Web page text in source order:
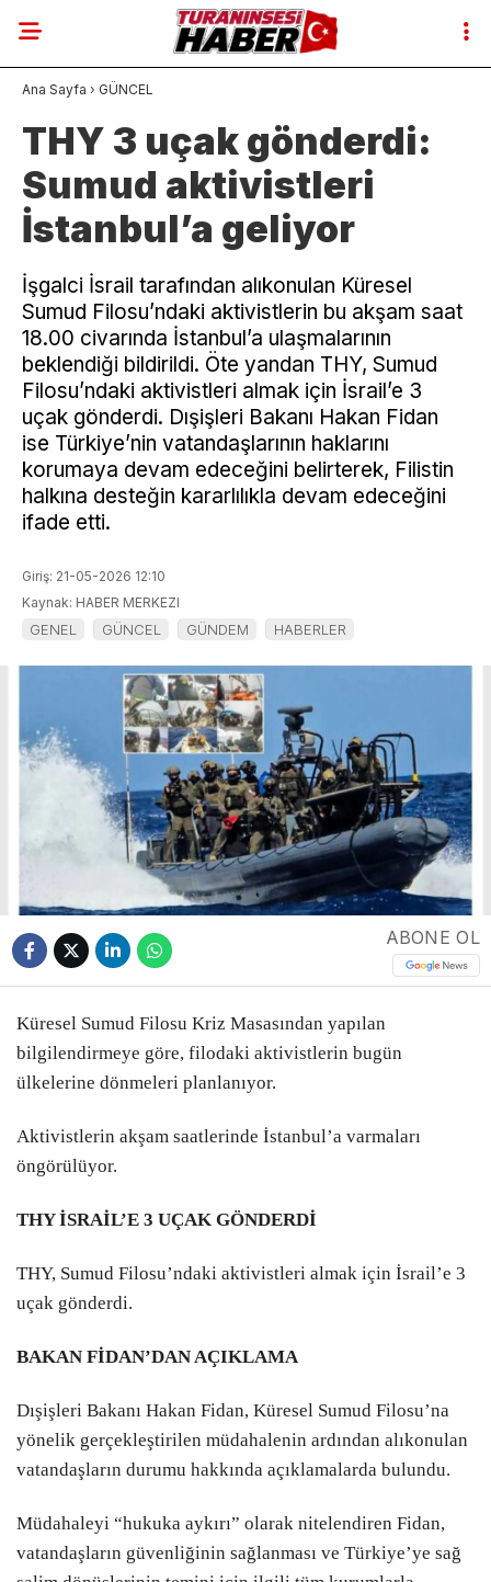
Ana Sayfa › GÜNCEL
THY 3 uçak gönderdi:
Sumud aktivistleri
İstanbul’a geliyor
İşgalci İsrail tarafından alıkonulan Küresel
Sumud Filosu’ndaki aktivistlerin bu akşam saat
18.00 civarında İstanbul’a ulaşmalarının
beklendiği bildirildi. Öte yandan THY, Sumud
Filosu’ndaki aktivistleri almak için İsrail’e 3
uçak gönderdi. Dışişleri Bakanı Hakan Fidan
ise Türkiye’nin vatandaşlarının haklarını
korumaya devam edeceğini belirterek, Filistin
halkına desteğin kararlılıkla devam edeceğini
ifade etti.
Giriş: 21-05-2026 12:10
Kaynak: HABER MERKEZI
GENEL GÜNCEL GÜNDEM HABERLER
ABONE OL
Küresel Sumud Filosu Kriz Masasından yapılan
bilgilendirmeye göre, filodaki aktivistlerin bugün
ülkelerine dönmeleri planlanıyor.
Aktivistlerin akşam saatlerinde İstanbul’a varmaları
öngörülüyor.
THY İSRAİL’E 3 UÇAK GÖNDERDİ
THY, Sumud Filosu’ndaki aktivistleri almak için İsrail’e 3
uçak gönderdi.
BAKAN FİDAN’DAN AÇIKLAMA
Dışişleri Bakanı Hakan Fidan, Küresel Sumud Filosu’na
yönelik gerçekleştirilen müdahalenin ardından alıkonulan
vatandaşların durumu hakkında açıklamalarda bulundu.
Müdahaleyi “hukuka aykırı” olarak nitelendiren Fidan,
vatandaşların güvenliğinin sağlanması ve Türkiye’ye sağ